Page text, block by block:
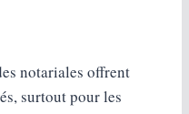
notariales offrent
surtout pour les